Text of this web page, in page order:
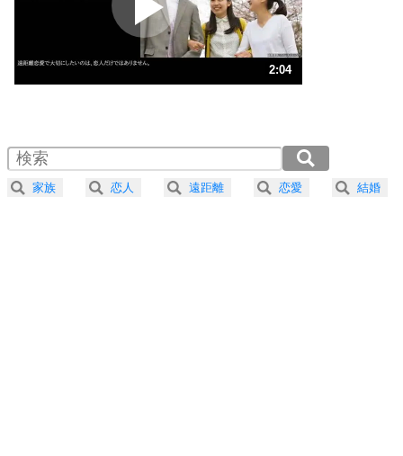
ポジティブ思考になる30の方法
ストレス対策
人生、なんとかなるもの。
気楽に生きる30の方法
4 器の大きい人は、怒りを優しさで表現する。
プラス思考
2:04
2.0倍速 （244KB 1分2秒）
2.5倍速 （195KB 49秒）
3.0倍速 （163KB 41秒）
家族 恋人 遠距離 恋愛 結婚